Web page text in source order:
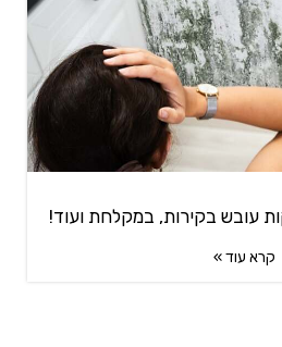
עובש בקירות, במקלחת ועוד!
קרא עוד »